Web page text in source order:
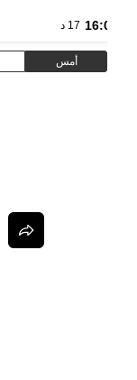
16:03 17 د
أمس